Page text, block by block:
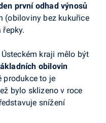
první odhad výnosů
(obiloviny bez kukuřice
kraji mělo být
obilovin
produkce to je
bylo sklizeno v roce
snížení